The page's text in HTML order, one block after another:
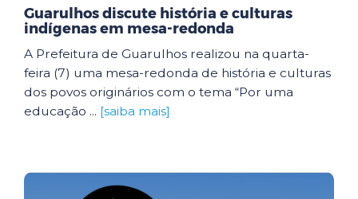
Guarulhos discute história e culturas
indígenas em mesa-redonda
A Prefeitura de Guarulhos realizou na quarta-
feira (7) uma mesa-redonda de história e culturas
dos povos originários com o tema “Por uma
educação ... [saiba mais]